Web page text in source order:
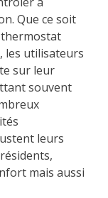
Que ce soit
les utilisateurs
sur leur
souvent
leurs
mais aussi